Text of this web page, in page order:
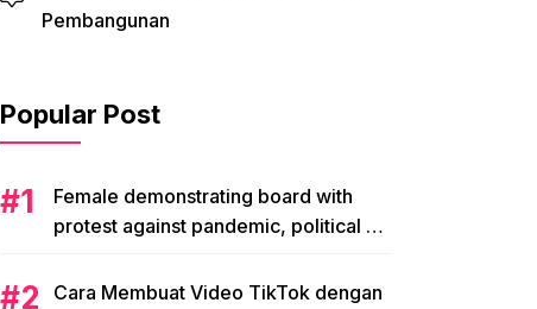
Pembangunan
Popular Post
Female demonstrating board with
protest against pandemic, political or
Cara Membuat Video TikTok dengan